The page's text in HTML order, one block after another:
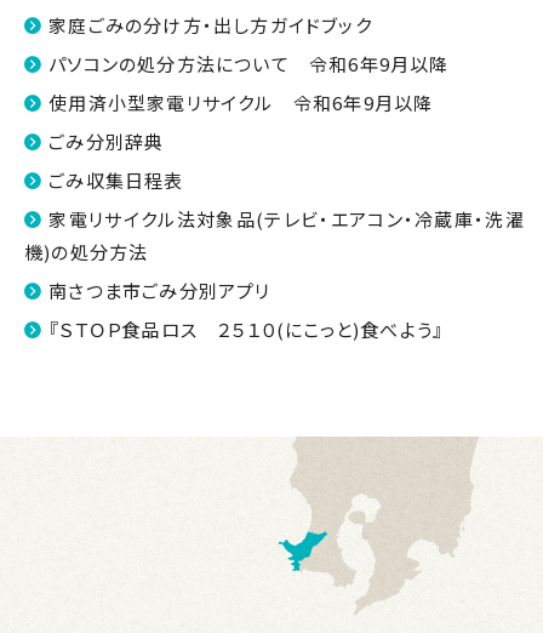
家庭ごみの分け方・出し方ガイドブック
パソコンの処分方法について 令和6年9月以降
使用済小型家電リサイクル 令和6年9月以降
ごみ分別辞典
ごみ収集日程表
家電リサイクル法対象品(テレビ・エアコン・冷蔵庫・洗濯
機)の処分方法
南さつま市ごみ分別アプリ
『ＳＴＯＰ食品ロス ２５１０(にこっと)食べよう』